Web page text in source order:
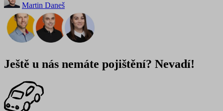
Martin Daneš
Ještě u nás nemáte pojištění? Nevadí!